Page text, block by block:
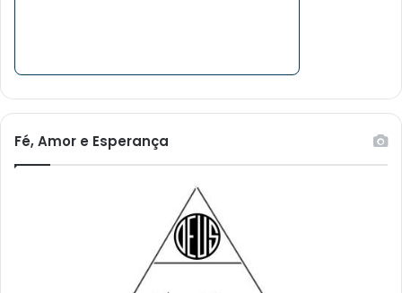
Fé, Amor e Esperança